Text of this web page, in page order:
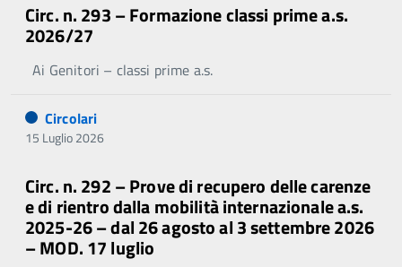
Circ. n. 293 – Formazione classi prime a.s.
2026/27
Ai Genitori – classi prime a.s.
Circolari
15 Luglio 2026
Circ. n. 292 – Prove di recupero delle carenze
e di rientro dalla mobilità internazionale a.s.
2025-26 – dal 26 agosto al 3 settembre 2026
– MOD. 17 luglio